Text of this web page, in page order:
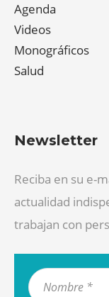
Agenda
Videos
Monográficos
Salud
Newsletter
Reciba en su e-
actualidad
trabajan con